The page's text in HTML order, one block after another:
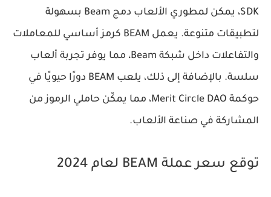
SDK، يمكن لمطوري الألعاب دمج Beam بسهولة
لتطبيقات متنوعة. يعمل BEAM كرمز أساسي للمعاملات
والتفاعلات داخل شبكة Beam، مما يوفر تجربة ألعاب
سلسة. بالإضافة إلى ذلك، يلعب BEAM دورًا حيويًا في
حوكمة Merit Circle DAO، مما يمكّن حاملي الرموز من
المشاركة في صناعة الألعاب.
توقع سعر عملة BEAM لعام 2024